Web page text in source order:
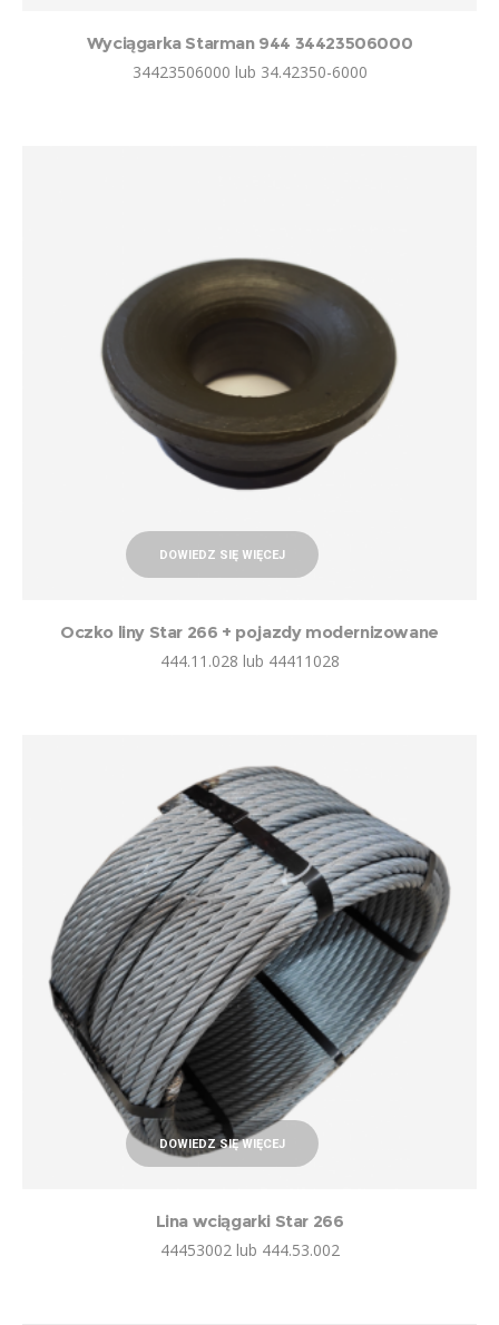
Wyciągarka Starman 944 34423506000
34423506000 lub 34.42350-6000
DOWIEDZ SIĘ WIĘCEJ
Oczko liny Star 266 + pojazdy modernizowane
444.11.028 lub 44411028
DOWIEDZ SIĘ WIĘCEJ
Lina wciągarki Star 266
44453002 lub 444.53.002